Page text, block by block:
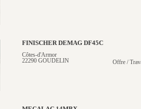
FINISCHER DEMAG DF45C
Côtes-d'Armor
22290 GOUDELIN
Offre /